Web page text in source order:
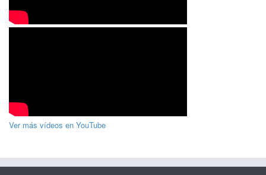
Ver más vídeos en YouTube